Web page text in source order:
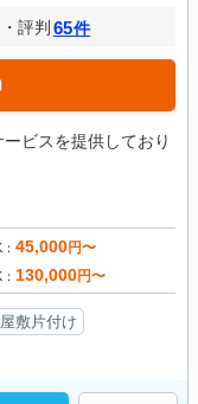
評判 65件
ビスを提供しており
45,000円〜
130,000円〜
敷片付け